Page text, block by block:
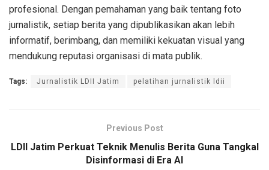
profesional. Dengan pemahaman yang baik tentang foto
jurnalistik, setiap berita yang dipublikasikan akan lebih
informatif, berimbang, dan memiliki kekuatan visual yang
mendukung reputasi organisasi di mata publik.
Tags: Jurnalistik LDII Jatim pelatihan jurnalistik ldii
Previous Post
LDII Jatim Perkuat Teknik Menulis Berita Guna Tangkal
Disinformasi di Era AI